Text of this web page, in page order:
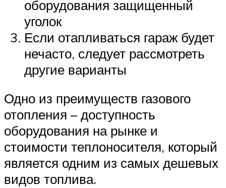
оборудования защищенный
уголок
Если отапливаться гараж будет
нечасто, следует рассмотреть
другие варианты
Одно из преимуществ газового
отопления – доступность
оборудования на рынке и
стоимости теплоносителя, который
является одним из самых дешевых
видов топлива.